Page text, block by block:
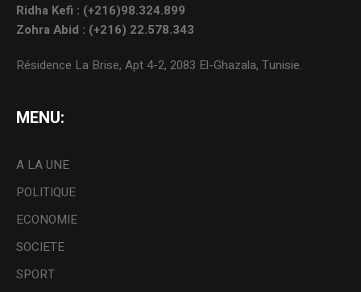
Ridha Kefi : (+216)98.324.899
Zohra Abid : (+216) 22.578.343
Résidence La Brise, Apt 4-2, 2083 El-Ghazala, Tunisie.
MENU:
A LA UNE
POLITIQUE
ECONOMIE
SOCIETE
SPORT